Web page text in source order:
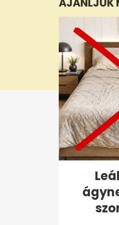
secondsVolume
0%